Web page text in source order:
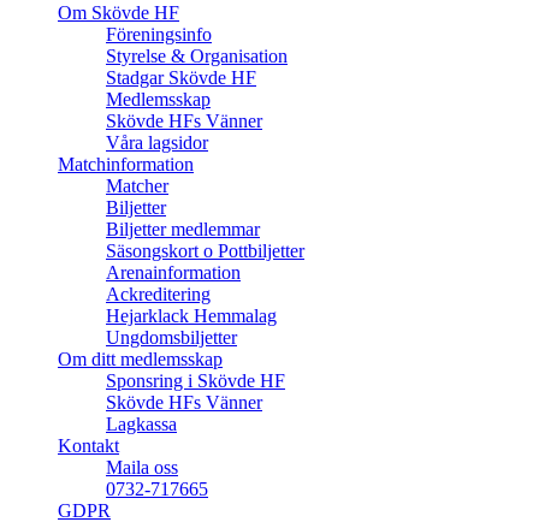
Om Skövde HF
Föreningsinfo
Styrelse & Organisation
Stadgar Skövde HF
Medlemsskap
Skövde HFs Vänner
Våra lagsidor
Matchinformation
Matcher
Biljetter
Biljetter medlemmar
Säsongskort o Pottbiljetter
Arenainformation
Ackreditering
Hejarklack Hemmalag
Ungdomsbiljetter
Om ditt medlemsskap
Sponsring i Skövde HF
Skövde HFs Vänner
Lagkassa
Kontakt
Maila oss
0732-717665
GDPR